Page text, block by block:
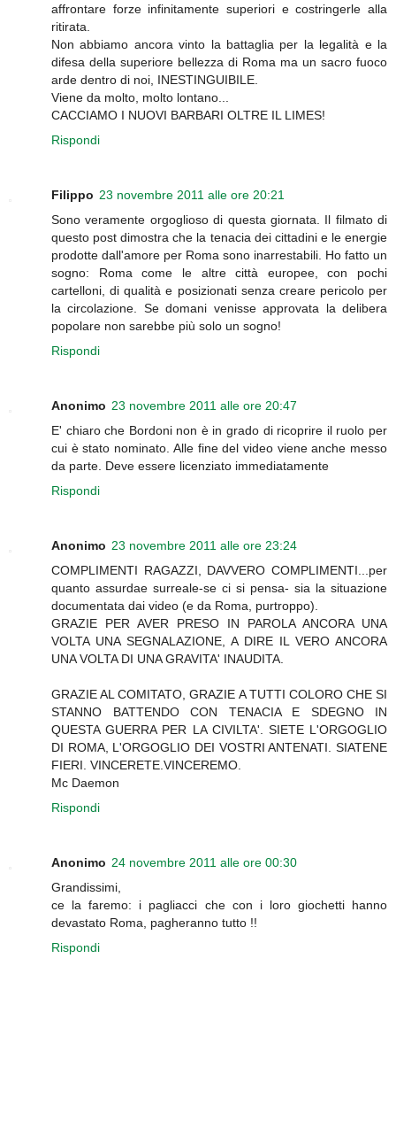
affrontare forze infinitamente superiori e costringerle alla
ritirata.
Non abbiamo ancora vinto la battaglia per la legalità e la
difesa della superiore bellezza di Roma ma un sacro fuoco
arde dentro di noi, INESTINGUIBILE.
Viene da molto, molto lontano...
CACCIAMO I NUOVI BARBARI OLTRE IL LIMES!
Rispondi
Filippo 23 novembre 2011 alle ore 20:21
Sono veramente orgoglioso di questa giornata. Il filmato di
questo post dimostra che la tenacia dei cittadini e le energie
prodotte dall'amore per Roma sono inarrestabili. Ho fatto un
sogno: Roma come le altre città europee, con pochi
cartelloni, di qualità e posizionati senza creare pericolo per
la circolazione. Se domani venisse approvata la delibera
popolare non sarebbe più solo un sogno!
Rispondi
Anonimo 23 novembre 2011 alle ore 20:47
E' chiaro che Bordoni non è in grado di ricoprire il ruolo per
cui è stato nominato. Alle fine del video viene anche messo
da parte. Deve essere licenziato immediatamente
Rispondi
Anonimo 23 novembre 2011 alle ore 23:24
COMPLIMENTI RAGAZZI, DAVVERO COMPLIMENTI...per
quanto assurdae surreale-se ci si pensa- sia la situazione
documentata dai video (e da Roma, purtroppo).
GRAZIE PER AVER PRESO IN PAROLA ANCORA UNA
VOLTA UNA SEGNALAZIONE, A DIRE IL VERO ANCORA
UNA VOLTA DI UNA GRAVITA' INAUDITA.
GRAZIE AL COMITATO, GRAZIE A TUTTI COLORO CHE SI
STANNO BATTENDO CON TENACIA E SDEGNO IN
QUESTA GUERRA PER LA CIVILTA'. SIETE L'ORGOGLIO
DI ROMA, L'ORGOGLIO DEI VOSTRI ANTENATI. SIATENE
FIERI. VINCERETE.VINCEREMO.
Mc Daemon
Rispondi
Anonimo 24 novembre 2011 alle ore 00:30
Grandissimi,
ce la faremo: i pagliacci che con i loro giochetti hanno
devastato Roma, pagheranno tutto !!
Rispondi